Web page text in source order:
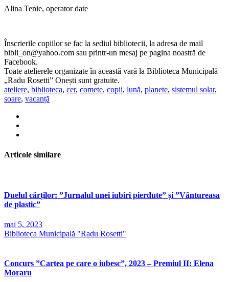
Alina Tenie, operator date
Înscrierile copiilor se fac la sediul bibliotecii, la adresa de mail
bibli_on@yahoo.com sau printr-un mesaj pe pagina noastră de
Facebook.
Toate atelierele organizate în această vară la Biblioteca Municipală
„Radu Rosetti” Onești sunt gratuite.
ateliere, biblioteca, cer, comete, copii, lună, planete, sistemul solar,
soare, vacanță
Articole similare
Duelul cărților: ”Jurnalul unei iubiri pierdute” și ”Vântureasa
de plastic”
mai 5, 2023
Biblioteca Municipală "Radu Rosetti"
Concurs ”Cartea pe care o iubesc”, 2023 – Premiul II: Elena
Moraru